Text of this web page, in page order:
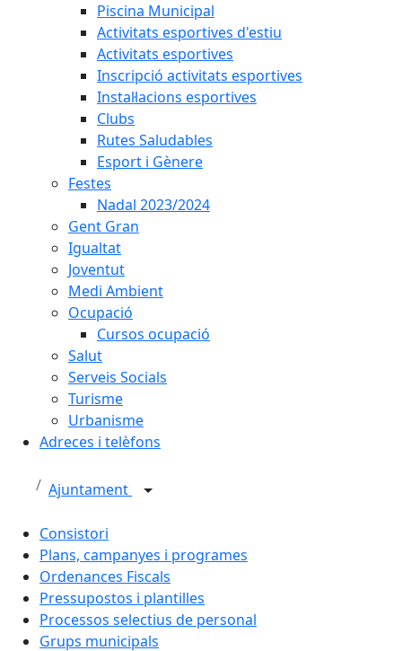
Piscina Municipal
Activitats esportives d'estiu
Activitats esportives
Inscripció activitats esportives
Instal·lacions esportives
Clubs
Rutes Saludables
Esport i Gènere
Festes
Nadal 2023/2024
Gent Gran
Igualtat
Joventut
Medi Ambient
Ocupació
Cursos ocupació
Salut
Serveis Socials
Turisme
Urbanisme
Adreces i telèfons
Ajuntament
Consistori
Plans, campanyes i programes
Ordenances Fiscals
Pressupostos i plantilles
Processos selectius de personal
Grups municipals